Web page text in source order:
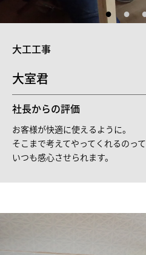
大工工事
大室君
社長からの評価
お客様が快適に使えるように。
そこまで考えてやってくれるのって
いつも感心させられます。